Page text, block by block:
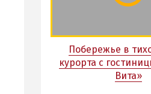
Побережье в
курорта с
Вита»